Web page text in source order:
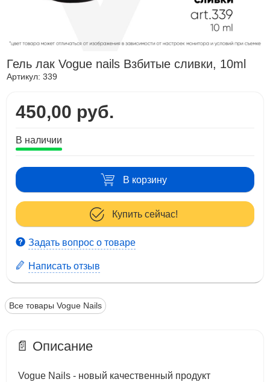
Гель лак Vogue nails Взбитые сливки, 10ml
Артикул:339
450,00 руб.
В наличии
В корзину
Купить сейчас!
Задать вопрос о товаре
Написать отзыв
Все товары Vogue Nails
📄 Описание
Vogue Nails - новый качественный продукт